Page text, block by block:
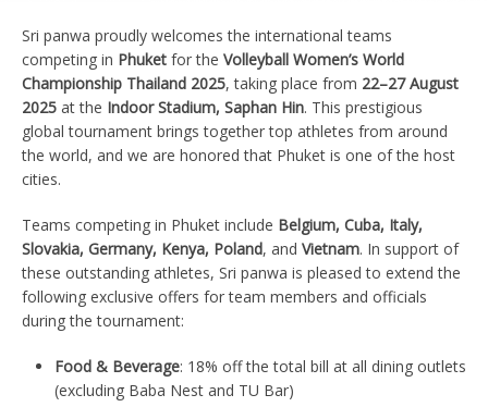
Sri panwa proudly welcomes the international teams
competing in Phuket for the Volleyball Women’s World
Championship Thailand 2025, taking place from 22–27 August
2025 at the Indoor Stadium, Saphan Hin. This prestigious
global tournament brings together top athletes from around
the world, and we are honored that Phuket is one of the host
cities.
Teams competing in Phuket include Belgium, Cuba, Italy,
Slovakia, Germany, Kenya, Poland, and Vietnam. In support of
these outstanding athletes, Sri panwa is pleased to extend the
following exclusive offers for team members and officials
during the tournament:
Food & Beverage: 18% off the total bill at all dining outlets
(excluding Baba Nest and TU Bar)